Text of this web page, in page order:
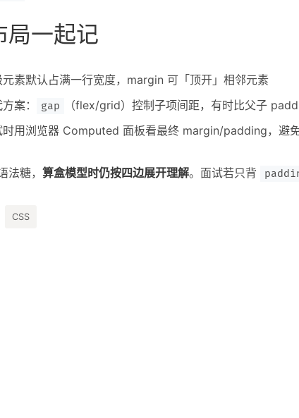
局一起记
元素默认占满一行宽度，margin 可「顶开」相邻元素
案：
gap
（flex/grid）控制子项间距，有时比父子
时用浏览器 Computed 面板看最终 margin/padding，避
法糖， 算盒模型时仍按四边展开理解。面试若只背
CSS